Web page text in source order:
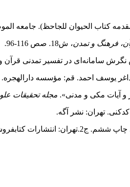
فرهنگ و تمدن، ش‌18. صص 116-96.
یوسف احمد. قم: مؤسسه دارالهجره.
مجله تحقیقات
تهران: نشر آگه.
کتابفروشی اسلامیه.